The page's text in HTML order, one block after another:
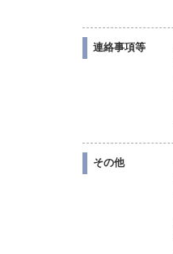
連絡事項等
その他